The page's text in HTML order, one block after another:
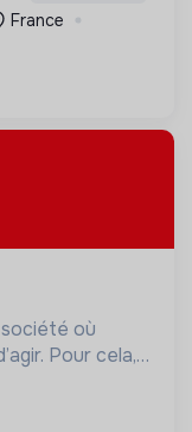
France
où
Pour cela,
lieux
à tous.